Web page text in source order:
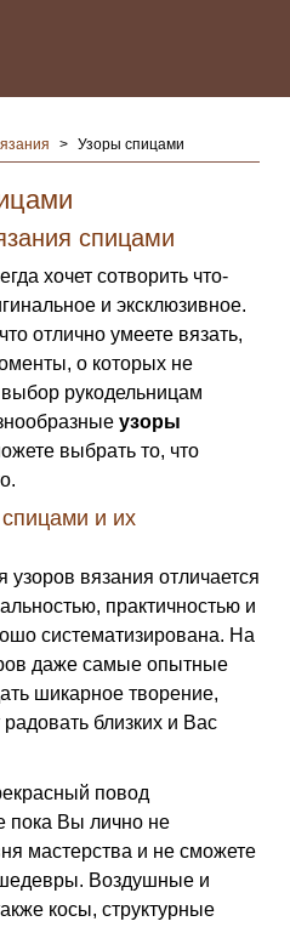
> Узоры спицами
спицами
хочет сотворить что-
и эксклюзивное.
отлично умеете вязать,
о которых не
рукодельницам
узоры
выбрать то, что
и их
вязания отличается
практичностью и
систематизирована. На
даже самые опытные
шикарное творение,
близких и Вас
повод
пока Вы лично не
мастерства и не сможете
Воздушные и
косы, структурные